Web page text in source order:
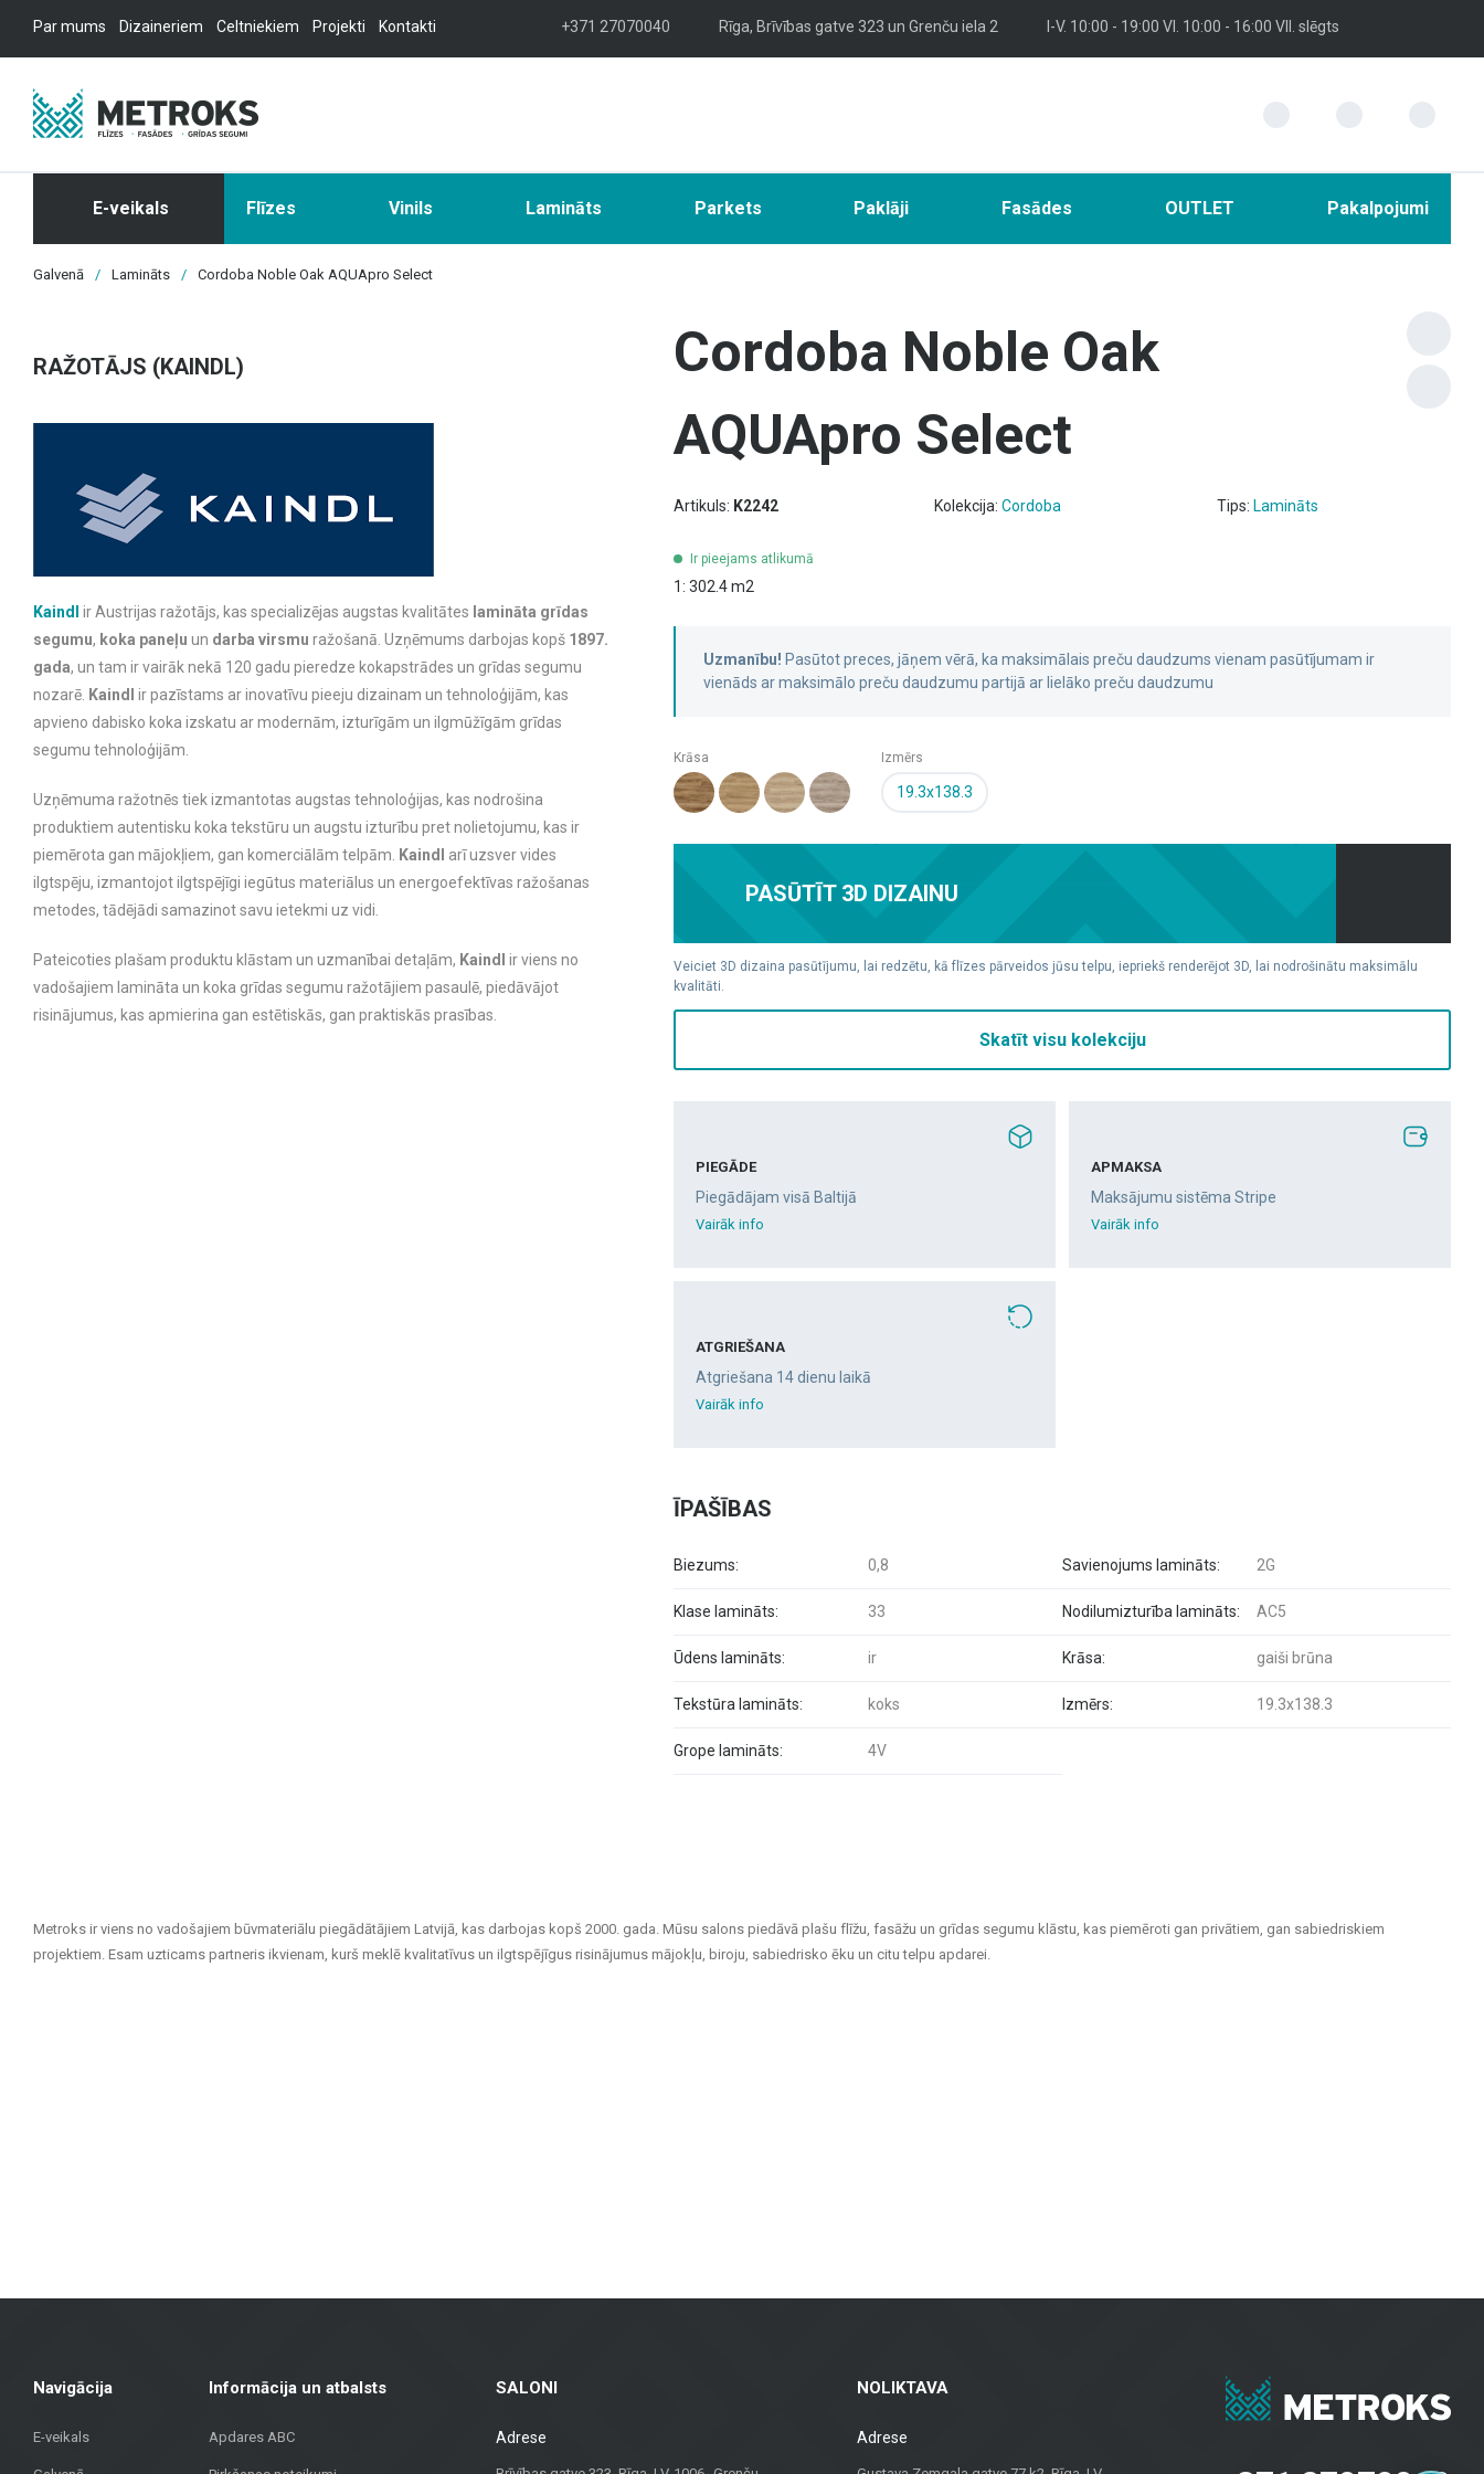
Par mums Dizaineriem Celtniekiem Projekti Kontakti +371 27070040 Rīga, Brīvības gatve 323 un Grenču iela 2 I-V. 10:00 - 19:00 VI. 10:00 - 16:00 VII. slēgts
E-veikals Flīzes Vinils Lamināts Parkets Paklāji Fasādes OUTLET Pakalpojumi
Galvenā / Lamināts / Cordoba Noble Oak AQUApro Select
RAŽOTĀJS (KAINDL)
Kaindl ir Austrijas ražotājs, kas specializējas augstas kvalitātes lamināta grīdas
segumu, koka paneļu un darba virsmu ražošanā. Uzņēmums darbojas kopš 1897.
gada, un tam ir vairāk nekā 120 gadu pieredze kokapstrādes un grīdas segumu
nozarē. Kaindl
ir pazīstams ar inovatīvu pieeju dizainam un tehnoloģijām, kas
apvieno dabisko koka izskatu ar modernām, izturīgām un ilgmūžīgām grīdas
segumu tehnoloģijām.
Uzņēmuma ražotnēs tiek izmantotas augstas tehnoloģijas, kas nodrošina
produktiem autentisku koka tekstūru un augstu izturību pret nolietojumu, kas ir
piemērota gan mājokļiem, gan komerciālām telpām.
Kaindl
arī uzsver vides
ilgtspēju, izmantojot ilgtspējīgi iegūtus materiālus un energoefektīvas ražošanas
metodes, tādējādi samazinot savu ietekmi uz vidi.
Pateicoties plašam produktu klāstam un uzmanībai detaļām, Kaindl
ir viens no
vadošajiem lamināta un koka grīdas segumu ražotājiem pasaulē, piedāvājot
risinājumus, kas apmierina gan estētiskās, gan praktiskās prasības.
Cordoba Noble Oak
AQUApro Select
Artikuls: K2242 Kolekcija: Cordoba Tips: Lamināts
Ir pieejams atlikumā
1: 302.4 m2
Uzmanību! Pasūtot preces, jāņem vērā, ka maksimālais preču daudzums vienam pasūtījumam ir
vienāds ar maksimālo preču daudzumu partijā ar lielāko preču daudzumu
Krāsa Izmērs
19.3x138.3
PASŪTĪT 3D DIZAINU
Veiciet 3D dizaina pasūtījumu, lai redzētu, kā flīzes pārveidos jūsu telpu, iepriekš renderējot 3D, lai nodrošinātu maksimālu
kvalitāti.
Skatīt visu kolekciju
PIEGĀDE
Piegādājam visā Baltijā
Vairāk info
APMAKSA
Maksājumu sistēma Stripe
Vairāk info
ATGRIEŠANA
Atgriešana 14 dienu laikā
Vairāk info
ĪPAŠĪBAS
Biezums: 0,8
Klase lamināts: 33
Ūdens lamināts: ir
Tekstūra lamināts: koks
Grope lamināts: 4V
Savienojums lamināts: 2G
Nodilumizturība lamināts: AC5
Krāsa: gaiši brūna
Izmērs: 19.3x138.3
Metroks ir viens no vadošajiem būvmateriālu piegādātājiem Latvijā, kas darbojas kopš 2000. gada. Mūsu salons piedāvā plašu flīžu, fasāžu un grīdas segumu klāstu, kas piemēroti gan privātiem, gan sabiedriskiem
projektiem. Esam uzticams partneris ikvienam, kurš meklē kvalitatīvus un ilgtspējīgus risinājumus mājokļu, biroju, sabiedrisko ēku un citu telpu apdarei.
Navigācija
E-veikals
Informācija un atbalsts
Apdares ABC
SALONI
Adrese
NOLIKTAVA
Adrese